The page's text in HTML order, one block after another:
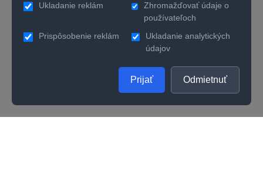
Ukladanie reklám
Zhromažďovať údaje o
používateľoch
Prispôsobenie reklám
Ukladanie analytických
údajov
Prijať Odmietnuť